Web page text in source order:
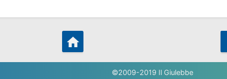
©2009-2019 Il Giulebbe